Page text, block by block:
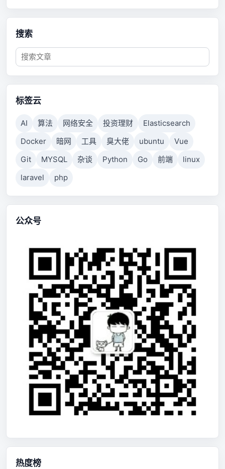
搜索
标签云
AI 算法 网络安全 投资理财
Elasticsearch
Docker
暗网 工具 臭大佬 ubuntu
Vue
Git
MYSQL 杂谈 Python Go 前端
linux
laravel
php
公众号
热度榜